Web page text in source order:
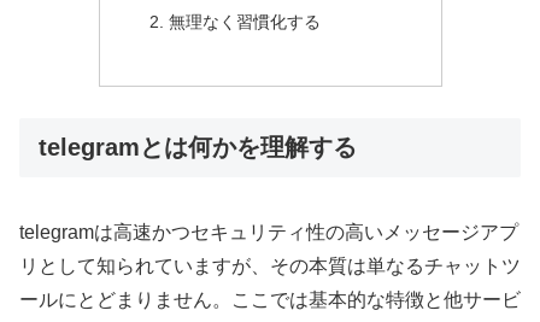
無理なく習慣化する
telegramとは何かを理解する
telegramは高速かつセキュリティ性の高いメッセージアプ
リとして知られていますが、その本質は単なるチャットツ
ールにとどまりません。ここでは基本的な特徴と他サービ